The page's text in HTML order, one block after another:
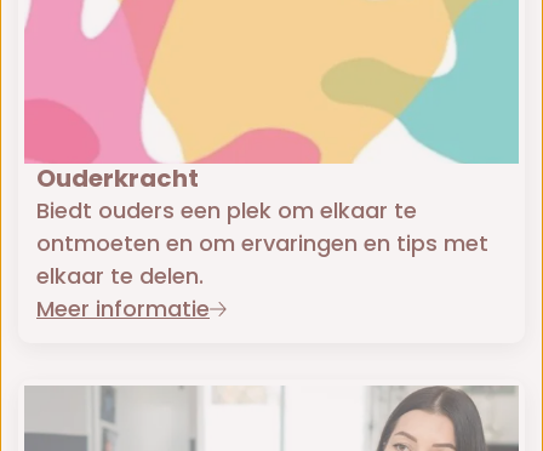
Ouderkracht
Biedt ouders een plek om elkaar te
ontmoeten en om ervaringen en tips met
elkaar te delen.
Meer informatie